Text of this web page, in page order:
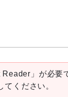
」が必要
ください。